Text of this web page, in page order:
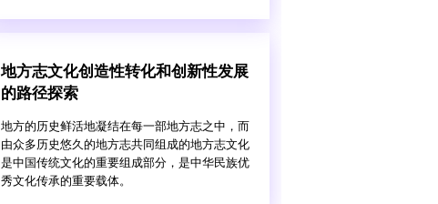
地方志文化创造性转化和创新性发展
的路径探索
地方的历史鲜活地凝结在每一部地方志之中，而
由众多历史悠久的地方志共同组成的地方志文化
是中国传统文化的重要组成部分，是中华民族优
秀文化传承的重要载体。